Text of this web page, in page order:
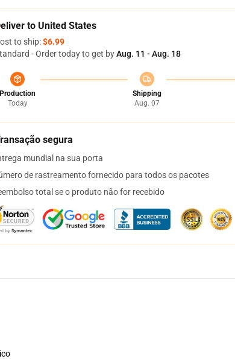
to United States
to ship:$6.99
- Order today to get byAug. 11 - Aug. 18
Production
Today
Shipping
Aug. 07
segura
mundial na sua porta
de rastreamento fornecido para todos os pacotes
total se o produto não for recebido